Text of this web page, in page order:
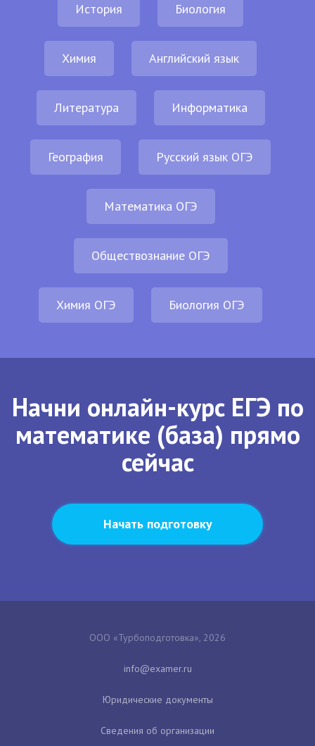
История Биология
Химия Английский язык
Литература Информатика
География Русский язык ОГЭ
Математика ОГЭ
Обществознание ОГЭ
Химия ОГЭ Биология ОГЭ
Начни онлайн-курс ЕГЭ по
математике (база) прямо
сейчас
Начать подготовку
ООО «Турбоподготовка», 2026
Юридические документы
Сведения об организации